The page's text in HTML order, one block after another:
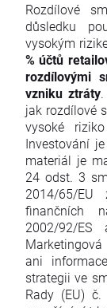
Rozdílové
důsledku
vysokým
% účtů
rozdílovými
vzniku ztráty
jak rozdílové
vysoké
Investování
materiál je
24 odst. 3
2014/65/
finančních
2002/92/
ani
strategii ve
Rady (EU)